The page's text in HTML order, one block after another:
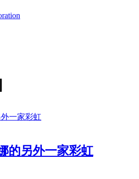
的另外一家彩虹